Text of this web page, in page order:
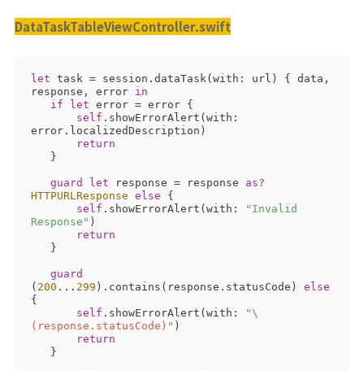
DataTaskTableViewController.swift
let task = session.dataTask(with: url) { data,
response, error in
if
let error = error {
self .showErrorAlert(with:
error.localizedDescription)
return
guard let response = response as?
HTTPURLResponse else {
self .showErrorAlert(with:
"Invalid
Response" )
return
guard
( 200 ... 299 ).contains(response.statusCode) else
{
self .showErrorAlert(with: "\
(response.statusCode) " )
return